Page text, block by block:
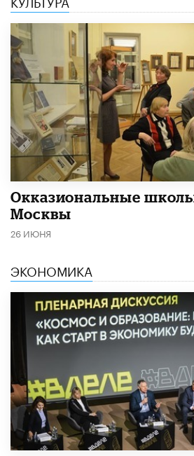
​Окказиональные
Москвы
26 ИЮНЯ
ЭКОНОМИКА